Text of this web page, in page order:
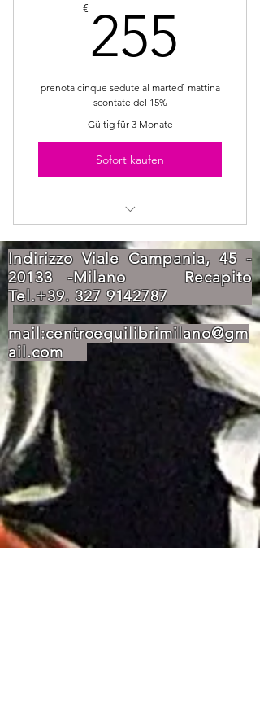
€ 255
prenota cinque sedute al martedì mattina
scontate del 15%
Gültig für 3 Monate
Sofort kaufen
Indirizzo Viale Campania,45 -
20133-Milano Recapito
Tel.+39. 327 9142787
mail:centroequilibrimilano@gm
ail.com